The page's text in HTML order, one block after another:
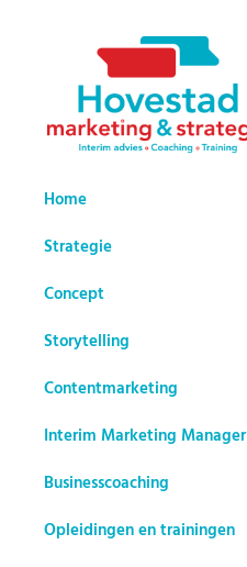
Home
Strategie
Concept
Storytelling
Contentmarketing
Interim Marketing Manager
Businesscoaching
Opleidingen en trainingen